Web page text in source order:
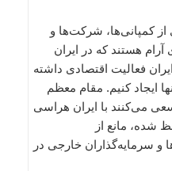
کمپانی‌ها، شرکت‌ها و
هستند که در ایران
فعالیت اقتصادی داشته
ایجاد کنیم. مقام معظم
می‌کنند با ایران هراسی
شده، مانع از
و سرمایه‌گذاران خارجی در